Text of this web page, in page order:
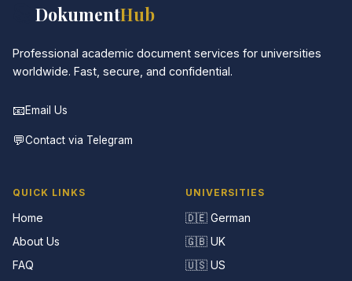
DokumentHub
Professional academic document services for universities
worldwide. Fast, secure, and confidential.
📧Email Us
💬Contact via Telegram
QUICK LINKS
Home
About Us
FAQ
UNIVERSITIES
🇩🇪 German
🇬🇧 UK
🇺🇸 US